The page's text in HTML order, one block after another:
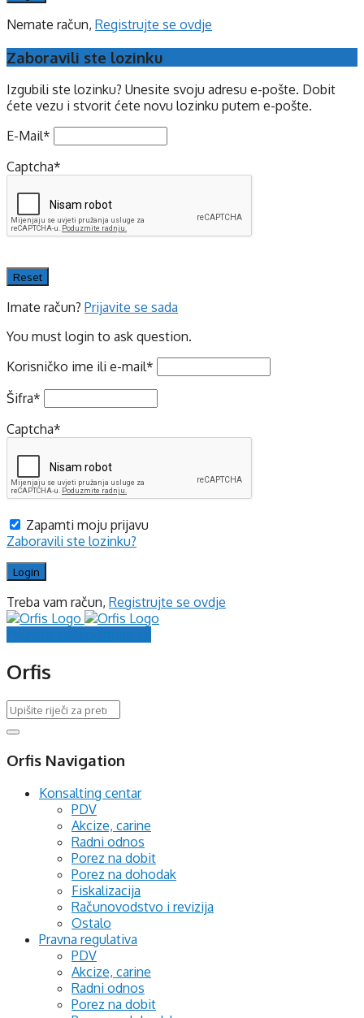
Nemate račun, Registrujte se ovdje
Zaboravili ste lozinku
Izgubili ste lozinku? Unesite svoju adresu e-pošte. Dobit
ćete vezu i stvorit ćete novu lozinku putem e-pošte.
E-Mail*
Captcha*
Imate račun? Prijavite se sada
You must login to ask question.
Korisničko ime ili e-mail*
Šifra*
Captcha*
Zapamti moju prijavu
Zaboravili ste lozinku?
Treba vam račun, Registrujte se ovdje
Orfis
Orfis Navigation
Konsalting centar
PDV
Akcize, carine
Radni odnos
Porez na dobit
Porez na dohodak
Fiskalizacija
Računovodstvo i revizija
Ostalo
Pravna regulativa
PDV
Akcize, carine
Radni odnos
Porez na dobit